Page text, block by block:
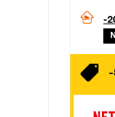
-
-